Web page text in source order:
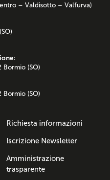
– Valdisotto – Valfurva)
(SO)
(SO)
Richiesta informazioni
Iscrizione Newsletter
Amministrazione
trasparente